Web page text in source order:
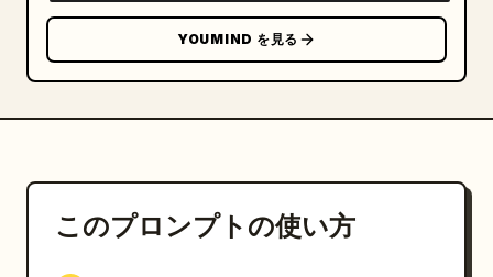
YOUMIND を見る
このプロンプトの使い方